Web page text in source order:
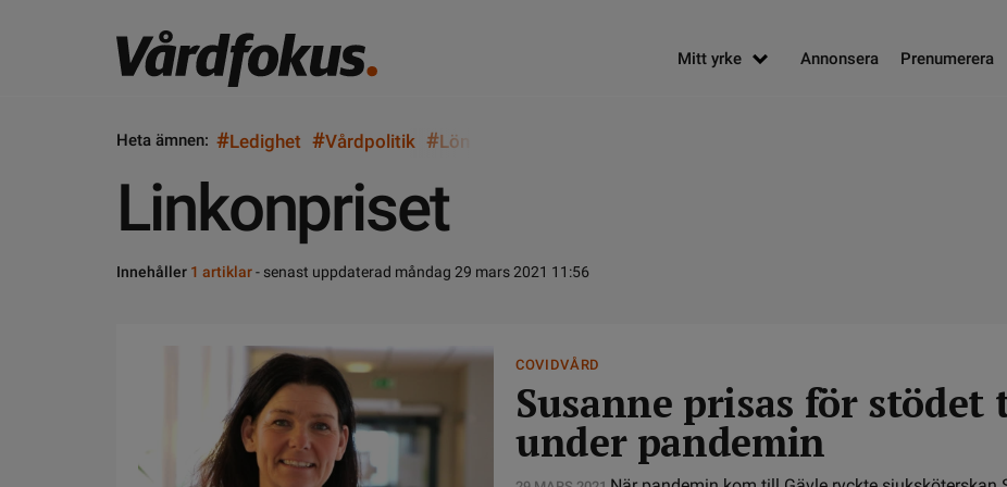
Mitt yrke Annonsera Prenumerera
Heta ämnen: #Ledighet #Vårdpolitik #Lön
Linkonpriset
Innehåller 1 artiklar- senast uppdaterad måndag 29 mars 2021 11:56
COVIDVÅRD
Susanne prisas för
under pandemin